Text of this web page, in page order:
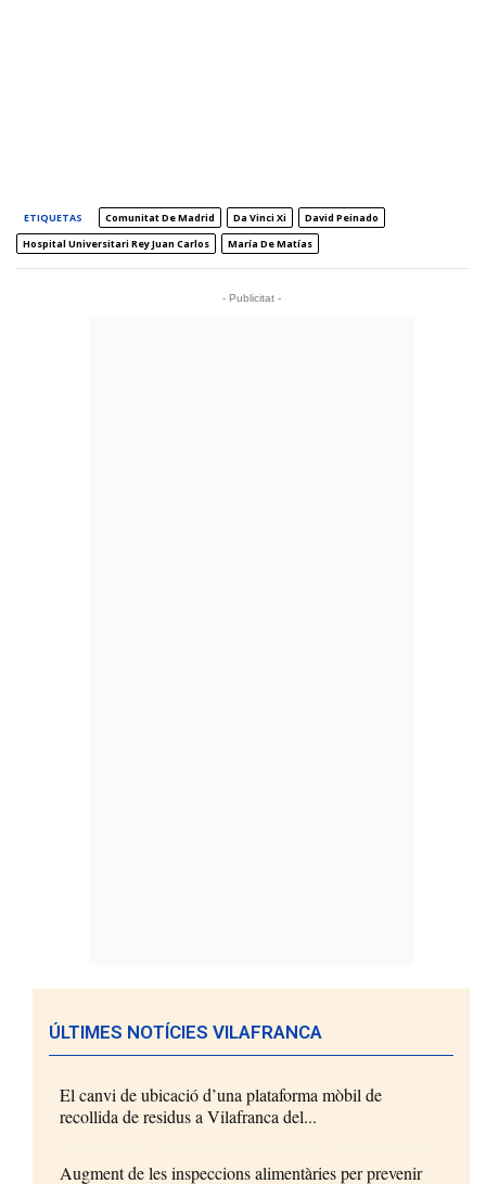
ETIQUETAS Comunitat De Madrid Da Vinci Xi
David Peinado
Hospital Universitari Rey Juan Carlos
María De Matías
- Publicitat -
ÚLTIMES NOTÍCIES VILAFRANCA
El canvi de ubicació d’una plataforma mòbil de
recollida de residus a Vilafranca del...
Augment de les inspeccions alimentàries per prevenir